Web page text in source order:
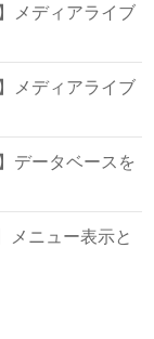
メディアライブ
メディアライブ
データベースを
メニュー表示と